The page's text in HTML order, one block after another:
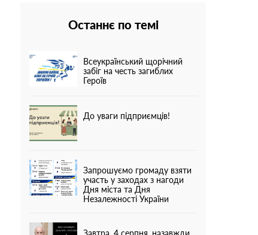
Останнє по темі
Всеукраїнський щорічний
забіг на честь загиблих
Героїв
До уваги підприємців!
Запрошуємо громаду взяти
участь у заходах з нагоди
Дня міста та Дня
Незалежності України
Завтра, 4 серпня, назавжди